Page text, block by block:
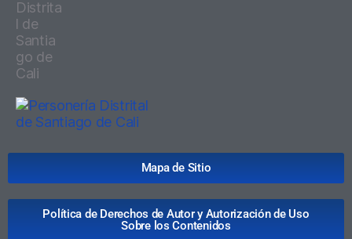
Mapa de Sitio
Política de Derechos de Autor y Autorización de Uso
Sobre los Contenidos